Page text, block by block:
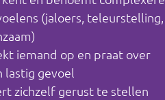
(jaloers, teleurstelling,
iemand op en praat over
lastig gevoel
zichzelf gerust te stellen